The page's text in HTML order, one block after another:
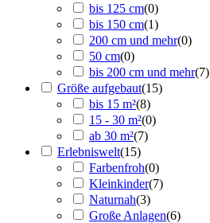
bis 125 cm(0)
bis 150 cm(1)
200 cm und mehr(0)
50 cm(0)
bis 200 cm und mehr(7)
Größe aufgebaut(15)
bis 15 m²(8)
15 - 30 m²(0)
ab 30 m²(7)
Erlebniswelt(15)
Farbenfroh(0)
Kleinkinder(7)
Naturnah(3)
Große Anlagen(6)